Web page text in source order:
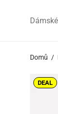
Dámské
Domů /
DEAL